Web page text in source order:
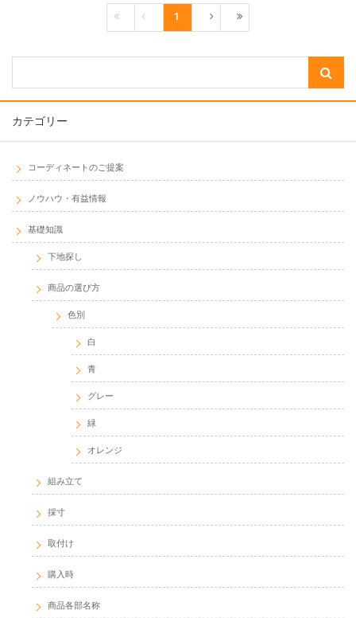
1
カテゴリー
コーディネートのご提案
ノウハウ・有益情報
基礎知識
下地探し
商品の選び方
色別
白
青
グレー
緑
オレンジ
組み立て
採寸
取付け
購入時
商品各部名称